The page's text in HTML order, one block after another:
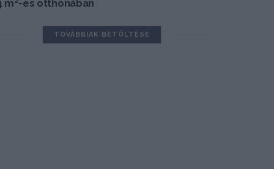
m²-es otthonában
TOVÁBBIAK BETÖLTÉSE